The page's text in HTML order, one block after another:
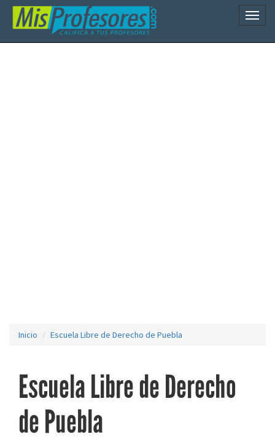
Inicio Escuela Libre de Derecho de Puebla
Escuela Libre de Derecho
de Puebla